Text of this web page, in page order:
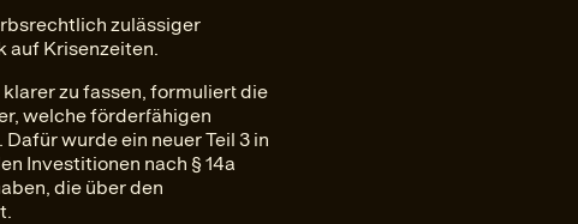
zulässiger
auf Krisenzeiten.
zu fassen, formuliert die
welche förderfähigen
wurde ein neuer Teil 3 in
Investitionen nach § 14a
die über den